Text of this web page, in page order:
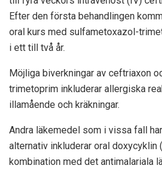
Efter den första behandlingen
oral kurs med sulfametoxazol-
i ett till två år.
Möjliga biverkningar av ceftriaxon
trimetoprim inkluderar allergiska
illamående och kräkningar.
Andra läkemedel som i vissa fall
alternativ inkluderar oral doxycyklin
kombination med det antimalariala